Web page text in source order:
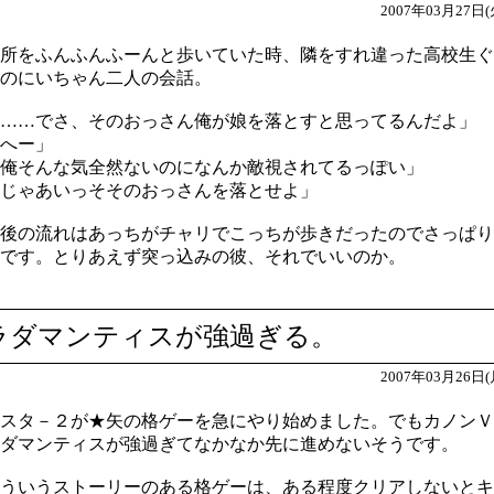
2007年03月27日(
をふんふんふーんと歩いていた時、隣をすれ違った高校生
にいちゃん二人の会話。
……でさ、そのおっさん俺が娘を落とすと思ってるんだよ」
へー」
俺そんな気全然ないのになんか敵視されてるっぽい」
じゃあいっそそのおっさんを落とせよ」
の流れはあっちがチャリでこっちが歩きだったのでさっぱ
す。とりあえず突っ込みの彼、それでいいのか。
ダマンティスが強過ぎる。
2007年03月26日(
タ－２が★矢の格ゲーを急にやり始めました。でもカノンＶ
マンティスが強過ぎてなかなか先に進めないそうです。
いうストーリーのある格ゲーは、ある程度クリアしないと